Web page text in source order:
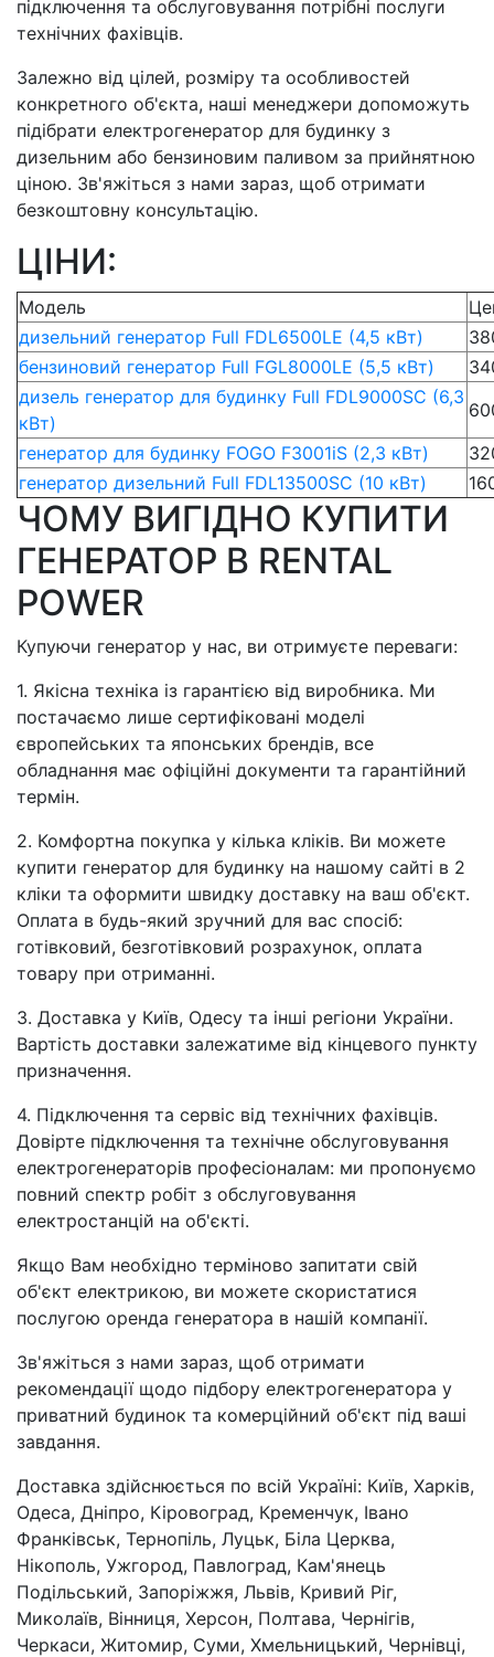
підключення та обслуговування потрібні послуги
технічних фахівців.
Залежно від цілей, розміру та особливостей
конкретного об'єкта, наші менеджери допоможуть
підібрати електрогенератор для будинку з
дизельним або бензиновим паливом за прийнятною
ціною. Зв'яжіться з нами зараз, щоб отримати
безкоштовну консультацію.
ЦІНИ:
Модель
дизельний генератор Full FDL6500LE (4,5 кВт)
бензиновий генератор Full FGL8000LE (5,5 кВт)
дизель генератор для будинку Full FDL9000SC (6,3
кВт)
генератор для будинку FOGO F3001iS (2,3 кВт)
генератор дизельний Full FDL13500SC (10 кВт)
ЧОМУ ВИГІДНО КУПИТИ
ГЕНЕРАТОР В RENTAL
POWER
Купуючи генератор у нас, ви отримуєте переваги:
1. Якісна техніка із гарантією від виробника. Ми
постачаємо лише сертифіковані моделі
європейських та японських брендів, все
обладнання має офіційні документи та гарантійний
термін.
2. Комфортна покупка у кілька кліків. Ви можете
купити генератор для будинку на нашому сайті в 2
кліки та оформити швидку доставку на ваш об'єкт.
Оплата в будь-який зручний для вас спосіб:
готівковий, безготівковий розрахунок, оплата
товару при отриманні.
3. Доставка у Київ, Одесу та інші регіони України.
Вартість доставки залежатиме від кінцевого пункту
призначення.
4. Підключення та сервіс від технічних фахівців.
Довірте підключення та технічне обслуговування
електрогенераторів професіоналам: ми пропонуємо
повний спектр робіт з обслуговування
електростанцій на об'єкті.
Якщо Вам необхідно терміново запитати свій
об'єкт електрикою, ви можете скористатися
послугою оренда генератора в нашій компанії.
Зв'яжіться з нами зараз, щоб отримати
рекомендації щодо підбору електрогенератора у
приватний будинок та комерційний об'єкт під ваші
завдання.
Доставка здійснюється по всій Україні: Київ, Харків,
Одеса, Дніпро, Кіровоград, Кременчук, Івано
Франківськ, Тернопіль, Луцьк, Біла Церква,
Нікополь, Ужгород, Павлоград, Кам'янець
Подільський, Запоріжжя, Львів, Кривий Ріг,
Миколаїв, Вінниця, Херсон, Полтава, Чернігів,
Черкаси, Житомир, Суми, Хмельницький, Чернівці,